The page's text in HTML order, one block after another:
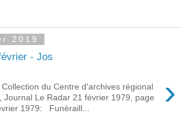
2019
- Jos
›
Collection du Centre d'archives régional
Journal Le Radar 21 février 1979, page
1979: Funéraill...